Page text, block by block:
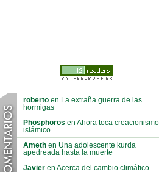
roberto en La extraña guerra de las
hormigas
Phosphoros en Ahora toca creacionismo
islámico
Ameth en Una adolescente kurda
apedreada hasta la muerte
Javier en Acerca del cambio climático